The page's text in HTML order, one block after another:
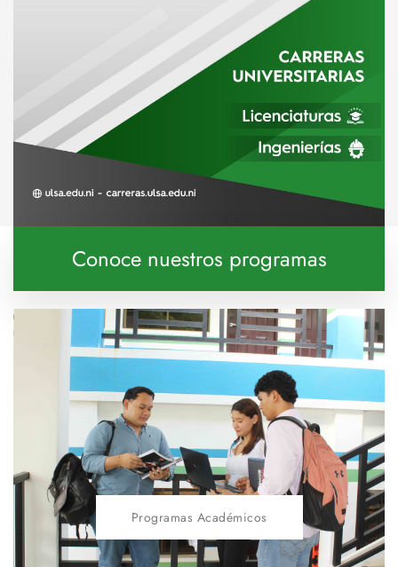
Conoce nuestros programas
Programas Académicos